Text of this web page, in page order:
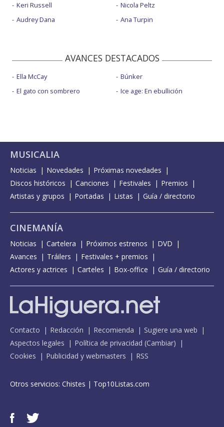
Keri Russell
Audrey Dana
Nicola Peltz
Ana Turpin
AVANCES DESTACADOS
Ella McCay
El gato con sombrero
Búnker
Ice age: En ebullición
MUSICALIA
Noticias Novedades
Próximas novedades
Discos históricos
Canciones Festivales
Premios
Artistas y grupos
Portadas Listas Guía / directorio
CINEMANÍA
Noticias Cartelera Próximos estrenos
DVD
Avances
Tráilers
Festivales + premios
Actores y actrices
Carteles Box-office Guía / directorio
Contacto Redacción Recomienda
Sugiere una web
Aspectos legales
Política de privacidad (Cambiar)
Cookies
Publicidad y webmasters RSS
Otros servicios: Chistes | Top10Listas.com